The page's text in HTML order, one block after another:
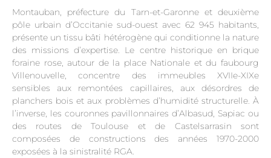
Montauban, préfecture du Tarn-et-Garonne et deuxième
pôle urbain d’Occitanie sud-ouest avec 62 945 habitants,
présente un tissu bâti hétérogène qui conditionne la nature
des missions d’expertise. Le centre historique en brique
foraine rose, autour de la place Nationale et du faubourg
Villenouvelle, concentre des immeubles XVIIe-XIXe
sensibles aux remontées capillaires, aux désordres de
planchers bois et aux problèmes d’humidité structurelle. À
l’inverse, les couronnes pavillonnaires d’Albasud, Sapiac ou
des routes de Toulouse et de Castelsarrasin sont
composées de constructions des années 1970-2000
exposées à la sinistralité RGA.